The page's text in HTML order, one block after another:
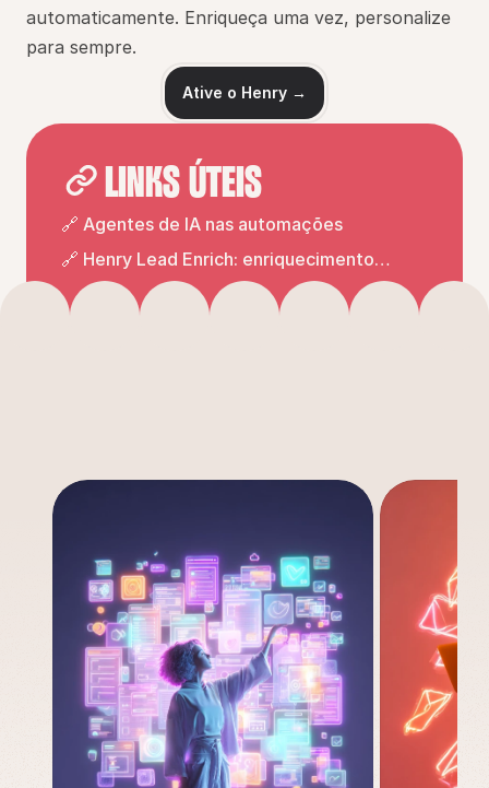
automaticamente. Enriqueça uma vez, personalize
para sempre.
Ative o Henry →
LINKS ÚTEIS
🔗 Agentes de IA nas automações
🔗 Henry Lead Enrich: enriquecimento
inteligente